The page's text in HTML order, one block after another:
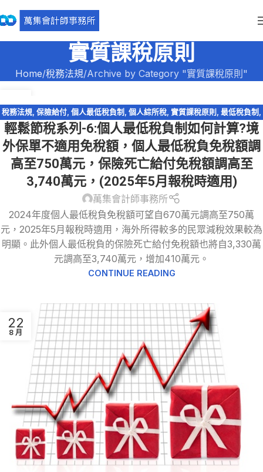
實質課稅原則
Home 稅務法規 Archive by Category "實質課稅原則"
6 月
稅務法規, 保險給付, 個人最低稅負制 , 個人綜所稅, 實質課稅原則 , 最低稅負制 ,
資產傳承, 輕鬆節稅 輕鬆節稅-綜所稅, 遺產及贈與稅
輕鬆節稅系列-6:個人最低稅負制如何計算?境
外保單不適用免稅額，個人最低稅負免稅額調
高至750萬元，保險死亡給付免稅額調高至
3,740萬元，(2025年5月報稅時適用)
萬集會計師事務所
2024年度個人最低稅負免稅額可望自670萬元調高至750萬
元，2025年5月報稅時適用，海外所得較多的民眾減稅效果較為
明顯。此外個人最低稅負的保險死亡給付免稅額也將自3,330萬
元調高至3,740萬元，增加410萬元。
CONTINUE READING
22
8 月